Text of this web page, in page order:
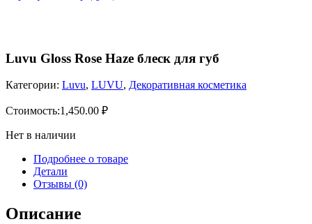
Luvu Gloss Rose Haze блеск для губ
Категории: Luvu, LUVU, Декоративная косметика
Стоимость:1,450.00 ₽
Нет в наличии
Подробнее о товаре
Детали
Отзывы (0)
Описание